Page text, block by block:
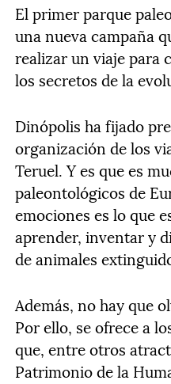
El primer parque
una nueva campaña
realizar un viaje para
los secretos de la
Dinópolis ha fijado
organización de los
Teruel. Y es que es
paleontológicos de
emociones es lo que
aprender, inventar y
de animales
Además, no hay que
Por ello, se ofrece a
que, entre otros
Patrimonio de la